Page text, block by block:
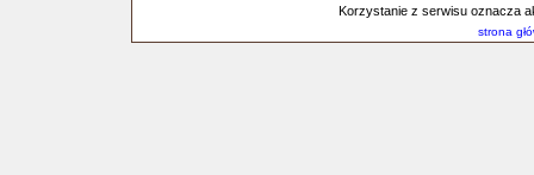
Korzystanie z serwisu oznacza
strona